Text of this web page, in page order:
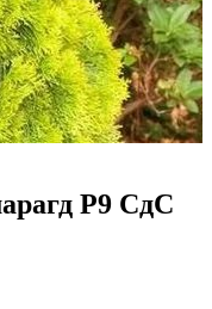
Р9 СдС